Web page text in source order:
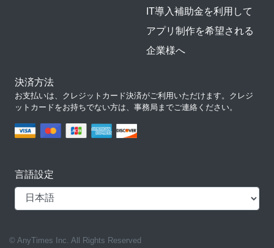
IT導入補助金を利用して
アプリ制作を希望される
企業様へ
決済方法
お支払いは、クレジットカード決済がご利用いただけます。クレジ
ットカードをお持ちでない方は、事務局までご連絡ください。
言語設定
© AnyTimes Inc. All Rights Reserved